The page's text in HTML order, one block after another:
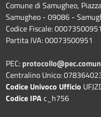
Comune di Samugheo,
Samugheo - 09086 -
Codice Fiscale: 00073500951
Partita IVA: 00073500951
PEC:
Centralino Unico:
Codice Univoco Ufficio
Codice IPAc_h756